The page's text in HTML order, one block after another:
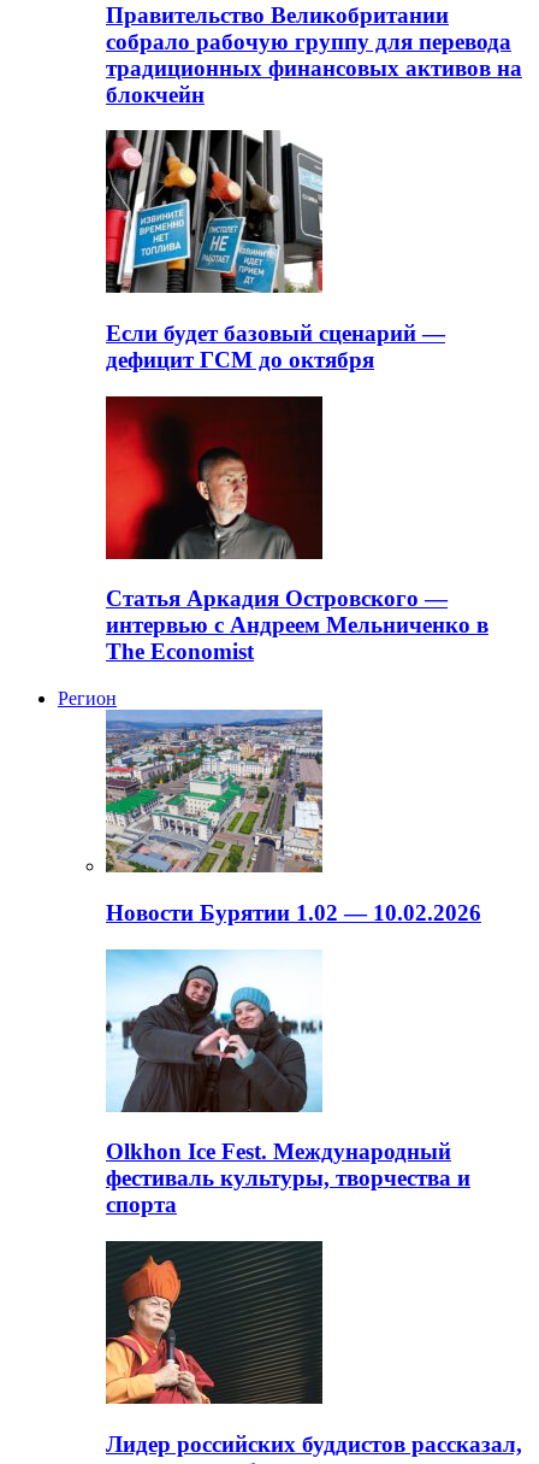
Правительство Великобритании
собрало рабочую группу для перевода
традиционных финансовых активов на
блокчейн
Если будет базовый сценарий —
дефицит ГСМ до октября
Статья Аркадия Островского —
интервью с Андреем Мельниченко в
The Economist
Регион
Новости Бурятии 1.02 — 10.02.2026
Olkhon Ice Fest. Международный
фестиваль культуры, творчества и
спорта
Лидер российских буддистов рассказал,